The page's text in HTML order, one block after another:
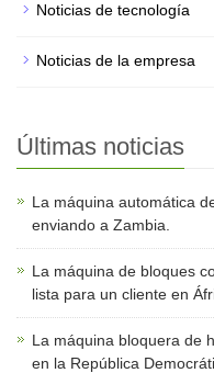
Noticias de tecnología
Noticias de la empresa
Últimas noticias
La máquina automática
enviando a Zambia.
La máquina de bloques
lista para un cliente en
La máquina bloquera de
en la República